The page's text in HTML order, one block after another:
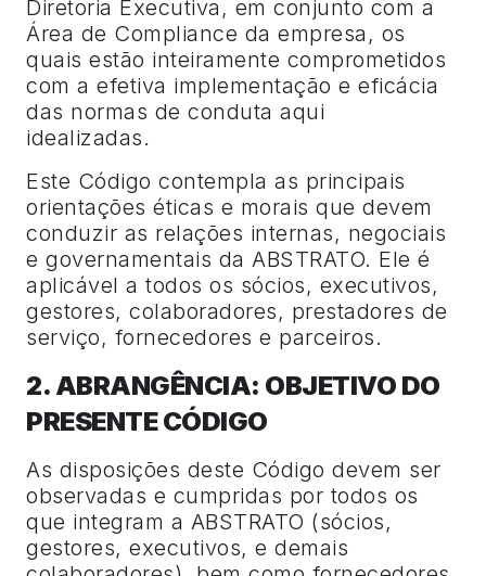
Diretoria Executiva, em conjunto com a
Área de Compliance da empresa, os
quais estão inteiramente comprometidos
com a efetiva implementação e eficácia
das normas de conduta aqui
idealizadas.
Este Código contempla as principais
orientações éticas e morais que devem
conduzir as relações internas, negociais
e governamentais da ABSTRATO. Ele é
aplicável a todos os sócios, executivos,
gestores, colaboradores, prestadores de
serviço, fornecedores e parceiros.
2. ABRANGÊNCIA: OBJETIVO DO
PRESENTE CÓDIGO
As disposições deste Código devem ser
observadas e cumpridas por todos os
que integram a ABSTRATO (sócios,
gestores, executivos, e demais